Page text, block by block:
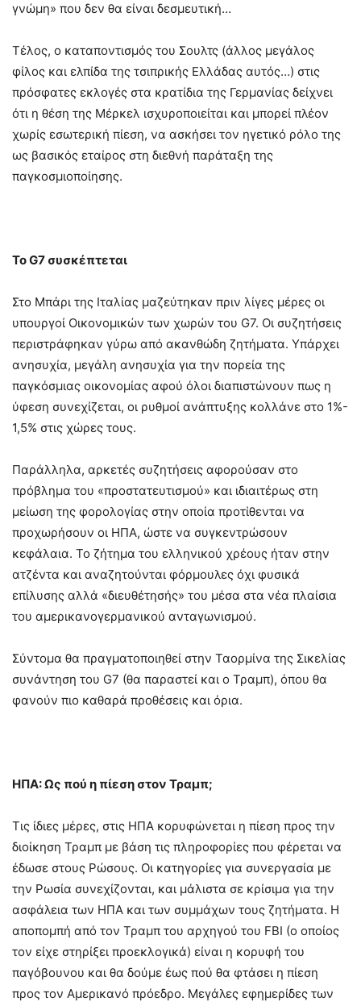
γνώμη» που δεν θα είναι δεσμευτική…
Τέλος, ο καταποντισμός του Σουλτς (άλλος μεγάλος
φίλος και ελπίδα της τσιπρικής Ελλάδας αυτός…) στις
πρόσφατες εκλογές στα κρατίδια της Γερμανίας δείχνει
ότι η θέση της Μέρκελ ισχυροποιείται και μπορεί πλέον
χωρίς εσωτερική πίεση, να ασκήσει τον ηγετικό ρόλο της
ως βασικός εταίρος στη διεθνή παράταξη της
παγκοσμιοποίησης.
Το G7 συσκέπτεται
Στο Μπάρι της Ιταλίας μαζεύτηκαν πριν λίγες μέρες οι
υπουργοί Οικονομικών των χωρών του G7. Οι συζητήσεις
περιστράφηκαν γύρω από ακανθώδη ζητήματα. Υπάρχει
ανησυχία, μεγάλη ανησυχία για την πορεία της
παγκόσμιας οικονομίας αφού όλοι διαπιστώνουν πως η
ύφεση συνεχίζεται, οι ρυθμοί ανάπτυξης κολλάνε στο 1%-
1,5% στις χώρες τους.
Παράλληλα, αρκετές συζητήσεις αφορούσαν στο
πρόβλημα του «προστατευτισμού» και ιδιαιτέρως στη
μείωση της φορολογίας στην οποία προτίθενται να
προχωρήσουν οι ΗΠΑ, ώστε να συγκεντρώσουν
κεφάλαια. Το ζήτημα του ελληνικού χρέους ήταν στην
ατζέντα και αναζητούνται φόρμουλες όχι φυσικά
επίλυσης αλλά «διευθέτησής» του μέσα στα νέα πλαίσια
του αμερικανογερμανικού ανταγωνισμού.
Σύντομα θα πραγματοποιηθεί στην Ταορμίνα της Σικελίας
συνάντηση του G7 (θα παραστεί και ο Τραμπ), όπου θα
φανούν πιο καθαρά προθέσεις και όρια.
ΗΠΑ: Ως πού η πίεση στον Τραμπ;
Τις ίδιες μέρες, στις ΗΠΑ κορυφώνεται η πίεση προς την
διοίκηση Τραμπ με βάση τις πληροφορίες που φέρεται να
έδωσε στους Ρώσους. Οι κατηγορίες για συνεργασία με
την Ρωσία συνεχίζονται, και μάλιστα σε κρίσιμα για την
ασφάλεια των ΗΠΑ και των συμμάχων τους ζητήματα. Η
αποπομπή από τον Τραμπ του αρχηγού του FBI (ο οποίος
τον είχε στηρίξει προεκλογικά) είναι η κορυφή του
παγόβουνου και θα δούμε έως πού θα φτάσει η πίεση
προς τον Αμερικανό πρόεδρο. Μεγάλες εφημερίδες των